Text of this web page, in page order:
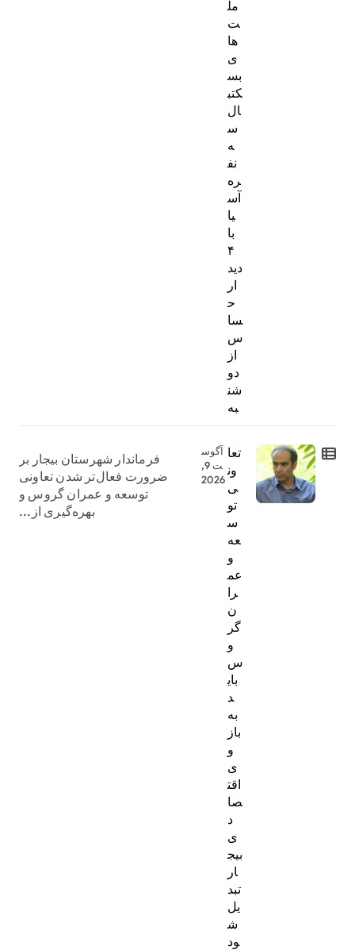
مل
ت‌
ها
ی
بس
کتب
ال
س
ه
نف
ره
آس
یا
با
۴
دید
ار
ح
سا
س
از
دو
شن
به
تعا
ون
ی
تو
س
عه
و
عم
را
ن
گر
و
س
بای
د
به
باز
و
ی
اقت
صا
د
ی
بیج
ار
تبد
یل
ش
ود
آگوس
ت 9,
2026
فرماندار شهرستان بیجار بر
ضرورت فعال‌تر شدن تعاونی
توسعه و عمران گروس و
بهره‌گیری از...